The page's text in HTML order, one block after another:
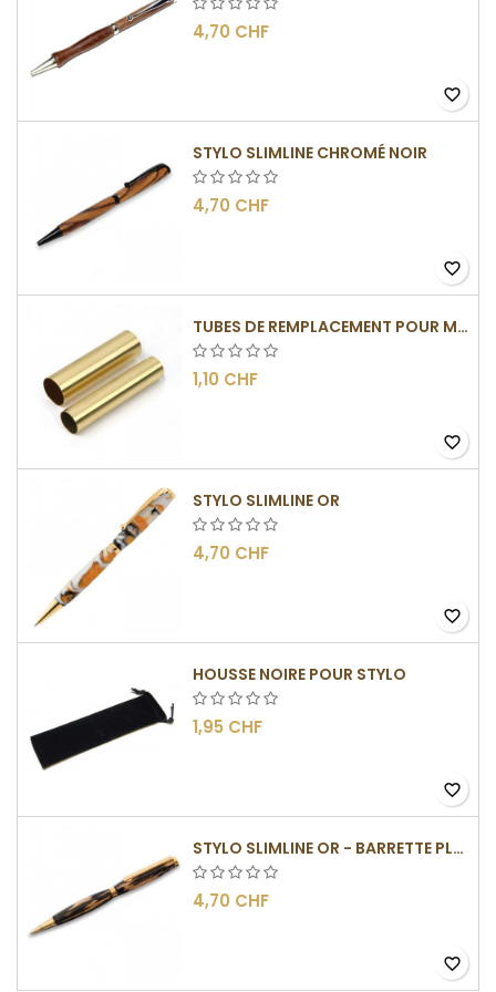
4,70 CHF
favorite_border
STYLO SLIMLINE CHROMÉ NOIR
4,70 CHF
favorite_border
TUBES DE REMPLACEMENT POUR MÉCANISME SLIMLINE
1,10 CHF
favorite_border
STYLO SLIMLINE OR
4,70 CHF
favorite_border
HOUSSE NOIRE POUR STYLO
1,95 CHF
favorite_border
STYLO SLIMLINE OR - BARRETTE PLATE
4,70 CHF
favorite_border